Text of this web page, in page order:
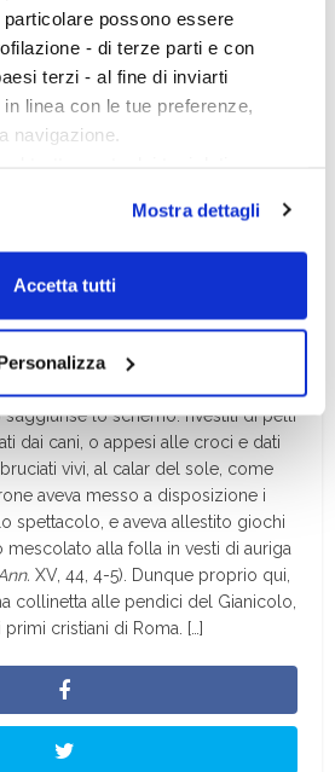
possono essere
- di terze parti e con
terzi - al fine di inviarti
linea con le tue preferenze,
navigazione.
ti invitiamo a prendere visione
.
la “X” prosegui la
Selezionando “Accetta tutti” presti
che potrai revocare in
Mostra dettagli
Accetta tutti
agulia , vocabolo ricorrente anche
zona) che si innalzava sulla
collocazione fino al 1586,
centro di piazza San Pietro dove
era con certezza al limite nord
qualche anno dopo, nelle proprietà
dal 54 al 68) e sono nominati in due
nell’incendio scoppiato il 19 luglio
e, successivamente, vi martirizzò i
lo scherno: rivestiti di pelli
dai cani, o appesi alle croci e dati
vivi, al calar del sole, come
aveva messo a disposizione i
spettacolo, e aveva allestito giochi
mescolato alla folla in vesti di auriga
XV, 44, 4-5). Dunque proprio qui,
collinetta alle pendici del Gianicolo,
cristiani di Roma. […]